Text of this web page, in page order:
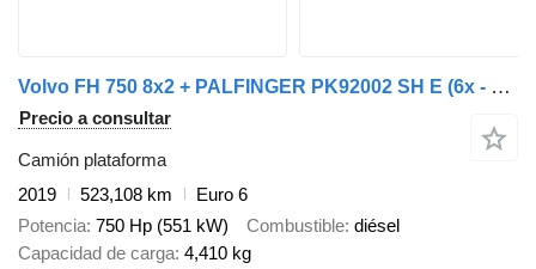
Volvo FH 750 8x2 + PALFINGER PK92002 SH E (6x - 20m) - UNIT WAGEN - 1m
Precio a consultar
Camión plataforma
2019
523,108 km
Euro 6
Potencia 750 Hp (551 kW) Combustible diésel
Capacidad de carga 4,410 kg